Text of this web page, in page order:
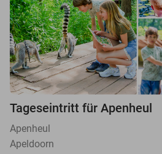
Tageseintritt für Apenheul
Apenheul
Apeldoorn